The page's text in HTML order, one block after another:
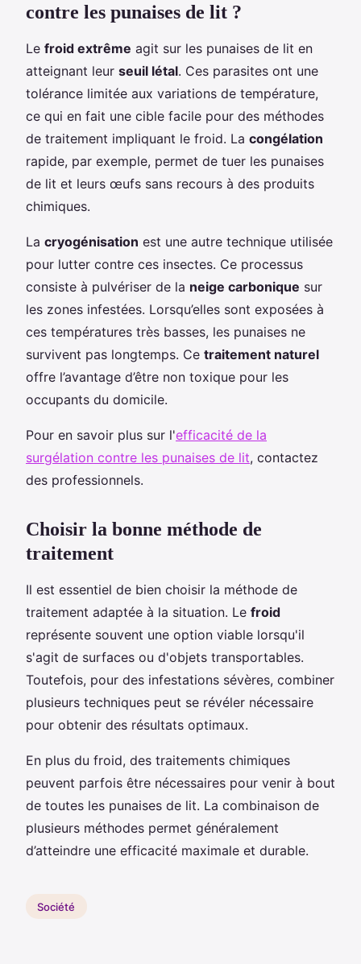
contre les punaises de lit ?
Le froid extrême agit sur les punaises de lit en
atteignant leur seuil létal. Ces parasites ont une
tolérance limitée aux variations de température,
ce qui en fait une cible facile pour des méthodes
de traitement impliquant le froid. La congélation
rapide, par exemple, permet de tuer les punaises
de lit et leurs œufs sans recours à des produits
chimiques.
La cryogénisation est une autre technique utilisée
pour lutter contre ces insectes. Ce processus
consiste à pulvériser de la neige carbonique sur
les zones infestées. Lorsqu’elles sont exposées à
ces températures très basses, les punaises ne
survivent pas longtemps. Ce traitement naturel
offre l’avantage d’être non toxique pour les
occupants du domicile.
Pour en savoir plus sur l'efficacité de la
surgélation contre les punaises de lit, contactez
des professionnels.
Choisir la bonne méthode de
traitement
Il est essentiel de bien choisir la méthode de
traitement adaptée à la situation. Le froid
représente souvent une option viable lorsqu'il
s'agit de surfaces ou d'objets transportables.
Toutefois, pour des infestations sévères, combiner
plusieurs techniques peut se révéler nécessaire
pour obtenir des résultats optimaux.
En plus du froid, des traitements chimiques
peuvent parfois être nécessaires pour venir à bout
de toutes les punaises de lit. La combinaison de
plusieurs méthodes permet généralement
d’atteindre une efficacité maximale et durable.
Société